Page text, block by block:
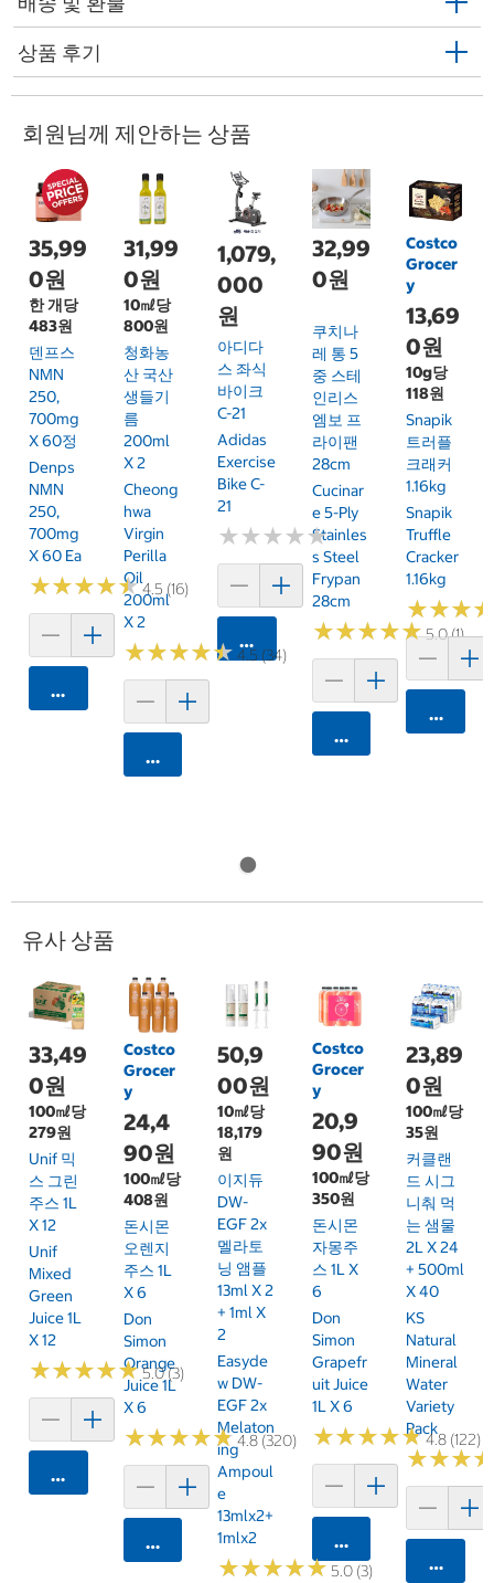
상품 후기
회원님께 제안하는 상품
35,99
0원
한 개당
483원
덴프스
NMN
250,
700mg
X 60정
Denps
NMN
250,
700mg
X 60 Ea
★★★★★
★★★★★4.5 (16)
카트에 담기
31,99
0원
10㎖당
800원
청화농
산 국산
생들기
름
200ml
X 2
Cheong
Hwa
Virgin
Perilla
Oil
200ml
X 2
★★★★★
★★★★★ 4.5 (34)
카트에 담기
1,079,
000
원
아디다
스 좌식
바이크
C-21
Adidas
Exercise
Bike C-
21
★★★★★
★★★★★
카트에 담기
32,99
0원
쿠치나
레 통 5
중 스테
인리스
엠보 프
라이팬
28cm
Cucinar
E 5-Ply
Stainles
S Steel
Frypan
28cm
★★★★★
★★★★★5.0 (1)
카트에 담기
Costco
Grocer
y
13,69
0원
10g당
118원
Snapik
트러플
크래커
1.16kg
Snapik
Truffle
Cracker
1.16kg
★★★
★★★
카트에
유사 상품
33,49
0원
100㎖당
279원
Unif 믹
스 그린
주스 1L
X 12
Unif
Mixed
Green
Juice 1L
X 12
★★★★★
★★★★★5.0 (3)
카트에 담기
Costco
Grocer
y
24,4
90원
100㎖당
408원
돈시몬
오렌지
주스 1L
X 6
Don
Simon
Orange
Juice 1L
X 6
★★★★★
★★★★★4.8 (320)
카트에 담기
50,9
00원
10㎖당
18,179
원
이지듀
DW-
EGF 2x
멜라토
닝 앰플
13ml X 2
+ 1ml X
2
Easyde
W DW-
EGF 2x
Melaton
Ing
Ampoul
E
13mlx2+
1mlx2
★★★★★
★★★★★5.0 (3)
Costco
Grocer
y
20,9
90원
100㎖당
350원
돈시몬
자몽주
스 1L X
6
Don
Simon
Grapefr
Uit Juice
1L X 6
★★★★★
★★★★★4.8 (122)
카트에 담기
23,89
0원
100㎖당
35원
커클랜
드 시그
니춰 먹
는 샘물
2L X 24
+ 500ml
X 40
KS
Natural
Mineral
Water
Variety
Pack
★★★
★★★
카트에